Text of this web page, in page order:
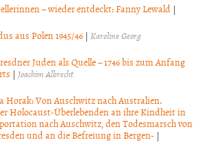
– wieder entdeckt: Fanny Lewald |
aus Polen 1945/46 |Karoline Georg
Juden als Quelle – 1746 bis zum Anfang
| Joachim Albrecht
Horak: Von Auschwitz nach Australien.
Holocaust-Überlebenden an ihre Kindheit in
nach Auschwitz, den Todesmarsch von
und an die Befreiung in Bergen- |